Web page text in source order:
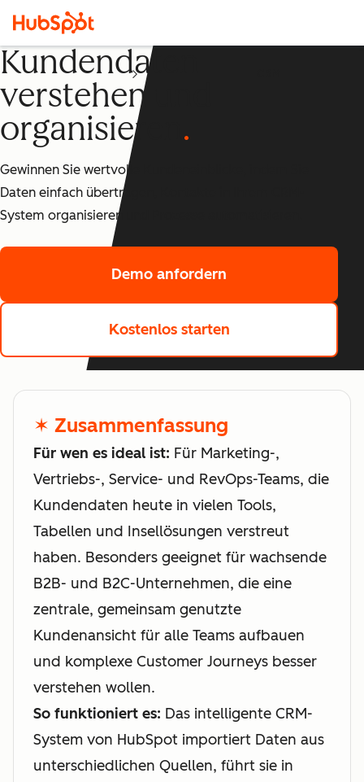
Kundendaten
verstehen und
organisieren
Gewinnen Sie wertvolle Kundeneinblicke, indem Sie
Daten einfach übertragen, Kontakte in Ihrem CRM-
System organisieren und Prozesse automatisieren.
Demo anfordern
Kostenlos starten
✶ Zusammenfassung
Für wen es ideal ist: Für Marketing-,
Vertriebs-, Service- und RevOps-Teams, die
Kundendaten heute in vielen Tools,
Tabellen und Insellösungen verstreut
haben. Besonders geeignet für wachsende
B2B- und B2C-Unternehmen, die eine
zentrale, gemeinsam genutzte
Kundenansicht für alle Teams aufbauen
und komplexe Customer Journeys besser
verstehen wollen.
So funktioniert es: Das intelligente CRM-
System von HubSpot importiert Daten aus
unterschiedlichen Quellen, führt sie in